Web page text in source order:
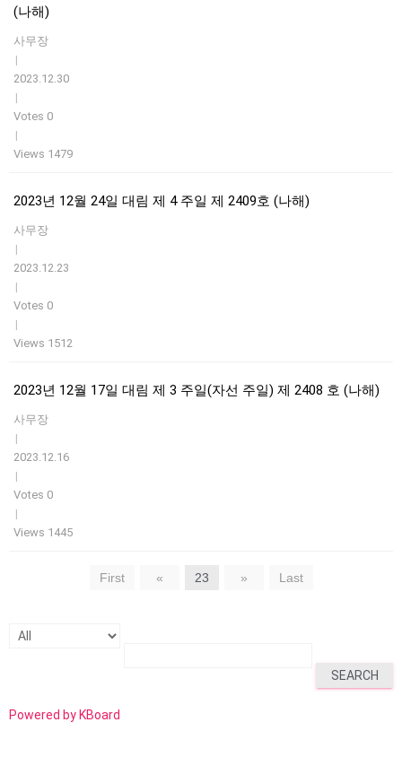
(나해)
사무장
|
2023.12.30
|
Votes 0
|
Views 1479
2023년 12월 24일 대림 제 4 주일 제 2409호 (나해)
사무장
|
2023.12.23
|
Votes 0
|
Views 1512
2023년 12월 17일 대림 제 3 주일(자선 주일) 제 2408 호 (나해)
사무장
|
2023.12.16
|
Votes 0
|
Views 1445
First « 23 » Last
SEARCH
Powered by KBoard